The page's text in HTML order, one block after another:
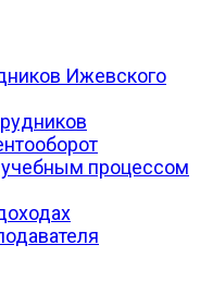
Ижевского
процессом